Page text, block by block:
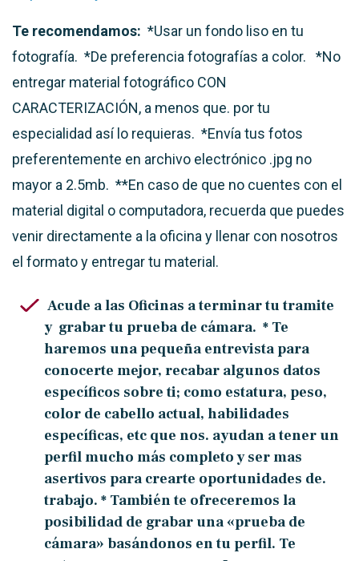
Te recomendamos: *Usar un fondo liso en tu
fotografía. *De preferencia fotografías a color. *No
entregar material fotográfico CON
CARACTERIZACIÓN, a menos que. por tu
especialidad así lo requieras. *Envía tus fotos
preferentemente en archivo electrónico .jpg no
mayor a 2.5mb. **En caso de que no cuentes con el
material digital o computadora, recuerda que puedes
venir directamente a la oficina y llenar con nosotros
el formato y entregar tu material.
Acude a las Oficinas a terminar tu tramite
y grabar tu prueba de cámara. * Te
haremos una pequeña entrevista para
conocerte mejor, recabar algunos datos
específicos sobre ti; como estatura, peso,
color de cabello actual, habilidades
específicas, etc que nos. ayudan a tener un
perfil mucho más completo y ser mas
asertivos para crearte oportunidades de.
trabajo. * También te ofreceremos la
posibilidad de grabar una«prueba de
cámara» basándonos en tu perfil. Te